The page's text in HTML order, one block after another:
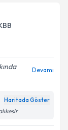
Devamı
Haritada Göster